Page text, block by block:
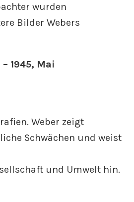
wurden
Bilder Webers
1945, Mai
Weber zeigt
Schwächen und weist
und Umwelt hin.